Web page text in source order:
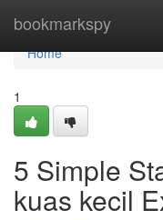
bookmarkspy
Home
Home
1
5 Simple
kuas kecil